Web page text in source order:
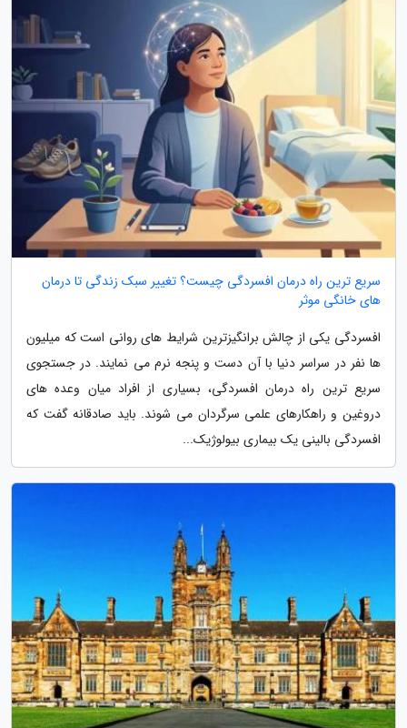
سریع ترین راه درمان افسردگی چیست؟ تغییر سبک زندگی تا درمان
های خانگی موثر
افسردگی یکی از چالش برانگیزترین شرایط های روانی است که میلیون
ها نفر در سراسر دنیا با آن دست و پنجه نرم می نمایند. در جستجوی
سریع ترین راه درمان افسردگی، بسیاری از افراد میان وعده های
دروغین و راهکارهای علمی سرگردان می شوند. باید صادقانه گفت که
افسردگی بالینی یک بیماری بیولوژیک...